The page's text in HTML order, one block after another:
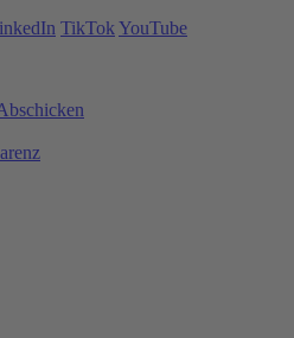
TikTok YouTube